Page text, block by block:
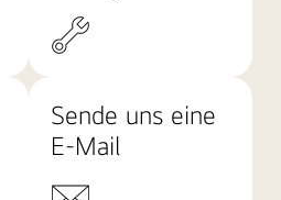
Sende uns eine
E-Mail